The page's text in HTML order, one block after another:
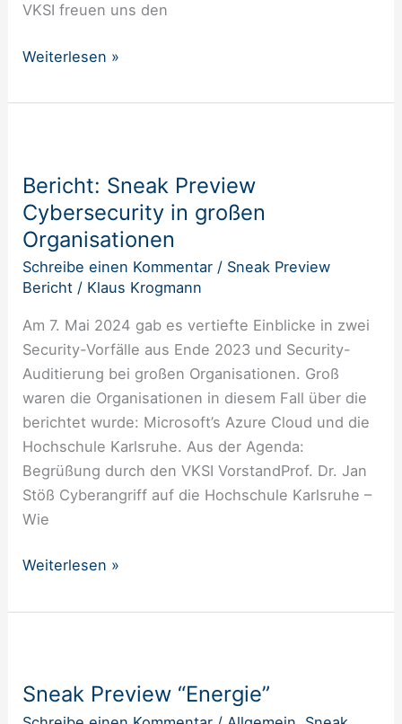
VKSI freuen uns den
Weiterlesen »
Bericht: Sneak Preview
Cybersecurity in großen
Organisationen
Schreibe einen Kommentar / Sneak Preview
Bericht / Klaus Krogmann
Am 7. Mai 2024 gab es vertiefte Einblicke in zwei
Security-Vorfälle aus Ende 2023 und Security-
Auditierung bei großen Organisationen. Groß
waren die Organisationen in diesem Fall über die
berichtet wurde: Microsoft’s Azure Cloud und die
Hochschule Karlsruhe. Aus der Agenda:
Begrüßung durch den VKSI VorstandProf. Dr. Jan
Stöß Cyberangriff auf die Hochschule Karlsruhe –
Wie
Preview
Cybersecurity
in
großen
Organisationen
Weiterlesen »
Sneak Preview “Energie”
“Energie”